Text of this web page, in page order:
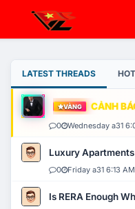
LATEST THREADS
VÀNG CẢNH
0 Wednesday a31
Luxury
0 Friday a31 6:13 AM
Is RERA Enough